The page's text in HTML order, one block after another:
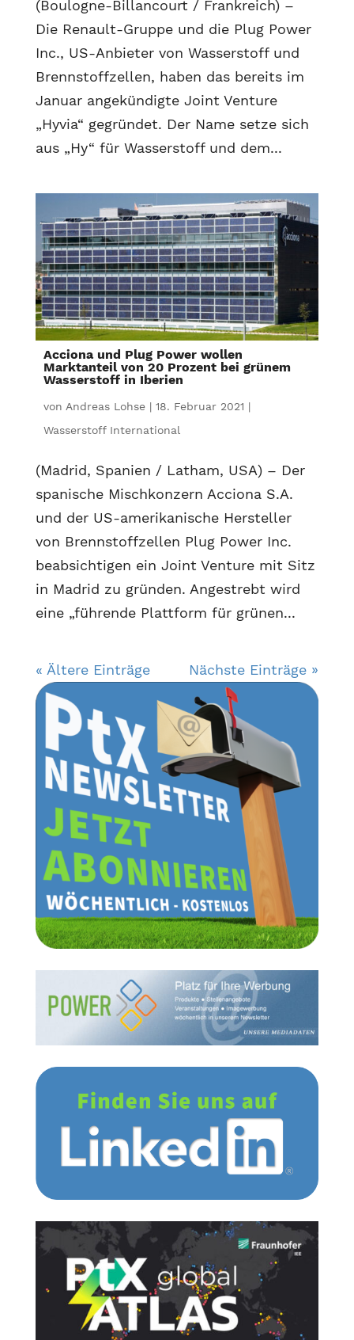
(Boulogne-Billancourt / Frankreich) –
Die Renault-Gruppe und die Plug Power
Inc., US-Anbieter von Wasserstoff und
Brennstoffzellen, haben das bereits im
Januar angekündigte Joint Venture
„Hyvia“ gegründet. Der Name setze sich
aus „Hy“ für Wasserstoff und dem...
Acciona und Plug Power wollen
Marktanteil von 20 Prozent bei grünem
Wasserstoff in Iberien
von Andreas Lohse| 18. Februar 2021 |
Wasserstoff International
(Madrid, Spanien / Latham, USA) – Der
spanische Mischkonzern Acciona S.A.
und der US-amerikanische Hersteller
von Brennstoffzellen Plug Power Inc.
beabsichtigen ein Joint Venture mit Sitz
in Madrid zu gründen. Angestrebt wird
eine „führende Plattform für grünen...
« Ältere Einträge Nächste Einträge »